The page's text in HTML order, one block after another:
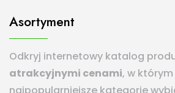
Asortyment
Odkryj internetowy katalog
atrakcyjnymi cenami, w
najpopularniejsze kategorie